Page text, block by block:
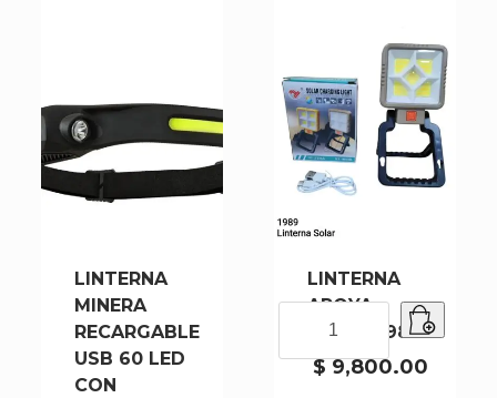
LINTERNA
MINERA
RECARGABLE
USB 60 LED
CON
LINTERNA
APOYA
SOLAR 1989
$9,800.00
APOYA
SOLAR